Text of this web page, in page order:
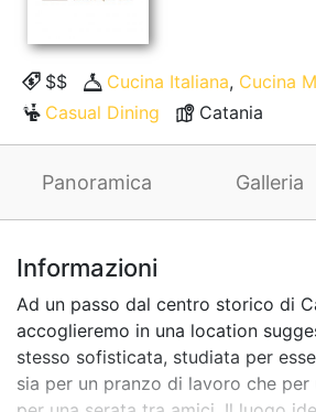
$$ Cucina Italiana, Cucina
Casual Dining
Catania
Panoramica Galleria
Informazioni
Ad un passo dal centro storico di
accoglieremo in una location
stesso sofisticata, studiata per
sia per un pranzo di lavoro che per